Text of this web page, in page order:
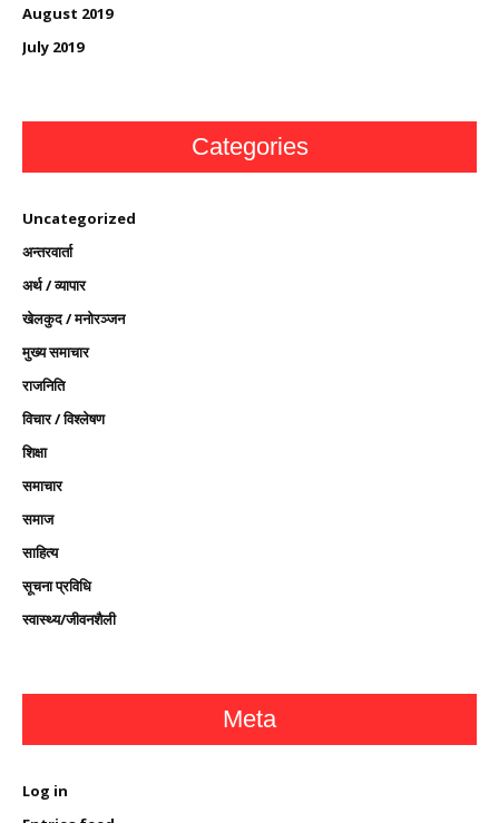
August 2019
July 2019
Categories
Uncategorized
अन्तरवार्ता
अर्थ / व्यापार
खेलकुद / मनोरञ्जन
मुख्य समाचार
राजनिति
विचार / विश्लेषण
शिक्षा
समाचार
समाज
साहित्य
सूचना प्रविधि
स्वास्थ्य/जीवनशैली
Meta
Log in